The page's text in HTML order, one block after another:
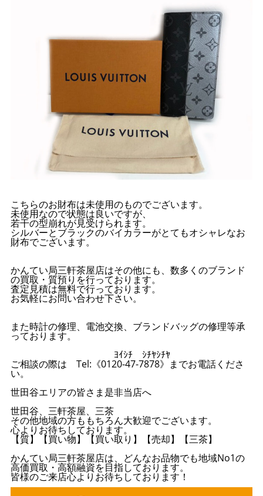
こちらのお財布は未使用のものでございます。
未使用なので状態は良いですが、
若干の型崩れが見受けられます。
シルバーとブラックのバイカラーがとてもオシャレなお
財布でございます。
かんてい局三軒茶屋店はその他にも、数多くのブランド
の買取・質預りを行っております。
査定見積は無料で行っております。
お気軽にお問い合わせ下さい。
また時計の修理、電池交換、ブランドバッグの修理等承
っております。
ﾖｲｼﾁ ｼﾁﾔｼﾁﾔ
ご相談の際は Tel:《0120-47-7878》までお電話くださ
い。
世田谷エリアの皆さま是非当店へ
世田谷、三軒茶屋、三茶
その他地域の方ももちろん大歓迎でございます。
心よりお待ちしております。
【質】【買い物】【買い取り】【売却】【三茶】
かんてい局三軒茶屋店は、どんなお品物でも地域No1の
高価買取・高額融資を目指しております。
皆様のご来店心よりお待ちしております！